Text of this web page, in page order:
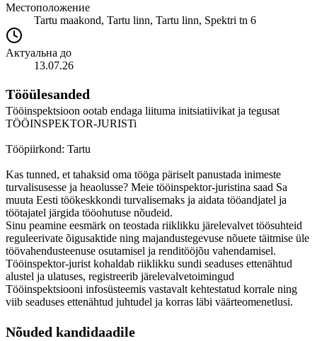
Местоположение
Tartu maakond, Tartu linn, Tartu linn, Spektri tn 6
Актуальна до
13.07.26
Tööülesanded
Tööinspektsioon ootab endaga liituma initsiatiivikat ja tegusat
TÖÖINSPEKTOR-JURISTi
Tööpiirkond: Tartu
Kas tunned, et tahaksid oma tööga päriselt panustada inimeste
turvalisusesse ja heaolusse? Meie tööinspektor-juristina saad Sa
muuta Eesti töökeskkondi turvalisemaks ja aidata tööandjatel ja
töötajatel järgida tööohutuse nõudeid.
Sinu peamine eesmärk on teostada riiklikku järelevalvet töösuhteid
reguleerivate õigusaktide ning majandustegevuse nõuete täitmise üle
töövahendusteenuse osutamisel ja renditööjõu vahendamisel.
Tööinspektor-jurist kohaldab riiklikku sundi seaduses ettenähtud
alustel ja ulatuses, registreerib järelevalvetoimingud
Tööinspektsiooni infosüsteemis vastavalt kehtestatud korrale ning
viib seaduses ettenähtud juhtudel ja korras läbi väärteomenetlusi.
Nõuded kandidaadile